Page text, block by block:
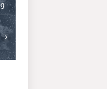
31°C
›